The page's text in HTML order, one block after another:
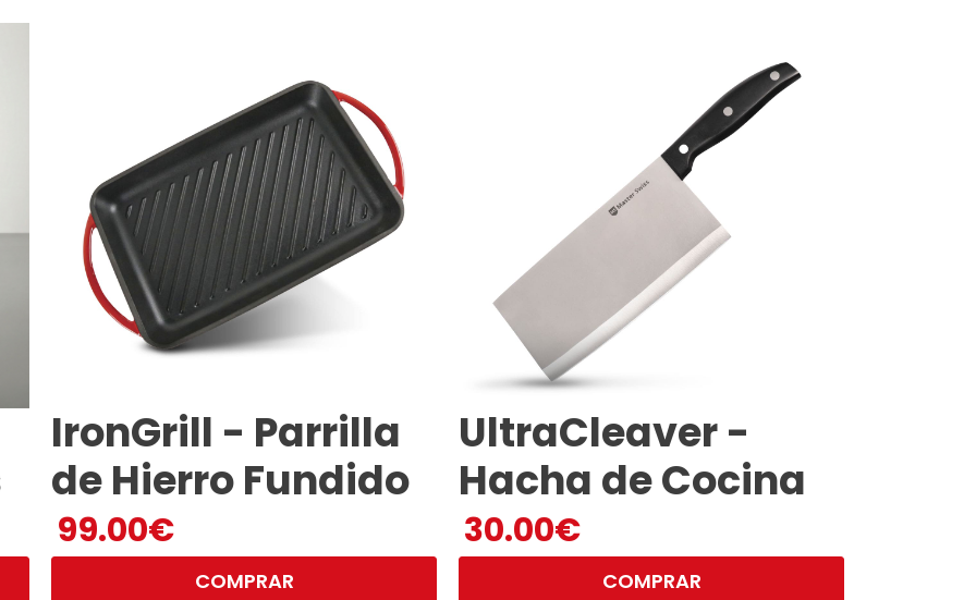
IronGrill - Parrilla
de Hierro Fundido
99.00€
COMPRAR
UltraCleaver -
Hacha de Cocina
30.00€
COMPRAR